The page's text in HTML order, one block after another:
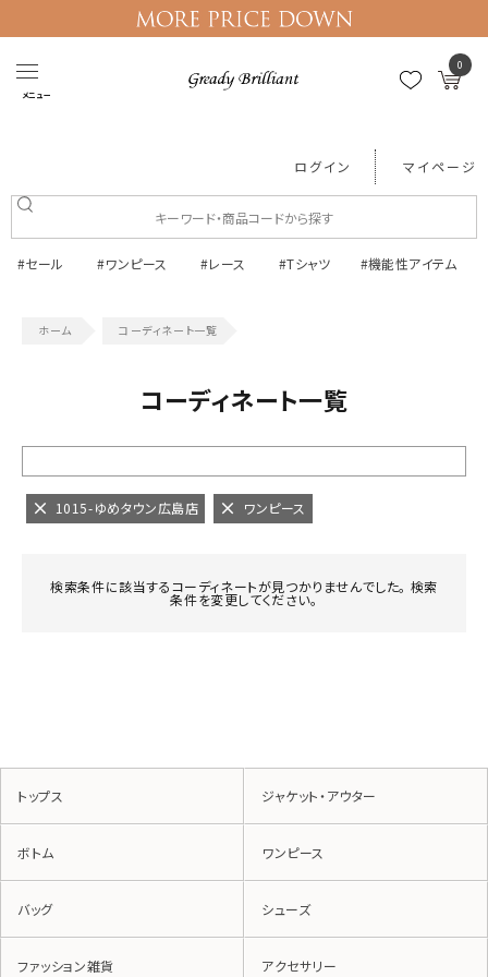
メニュー
0
ログイン マイページ
#セール #ワンピース #レース #Tシャツ #機能性アイテム
コーディネート一覧
コーディネート一覧
1015-ゆめタウン広島店 ワンピース
検索条件に該当するコーディネートが見つかりませんでした。 検索
条件を変更してください。
トップス ジャケット・アウター
ボトム ワンピース
バッグ シューズ
ファッション雑貨 アクセサリー